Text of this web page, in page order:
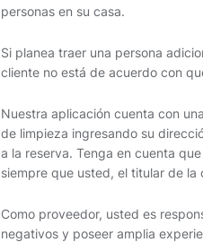
personas en su casa.
Si planea traer una persona
cliente no está de acuerdo con
Nuestra aplicación cuenta con
de limpieza ingresando su
a la reserva. Tenga en cuenta
siempre que usted, el titular de
Como proveedor, usted es
negativos y poseer amplia